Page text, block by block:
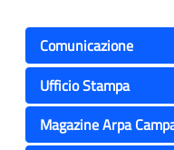
Comunicazione
Ufficio Stampa
Magazine Arpa